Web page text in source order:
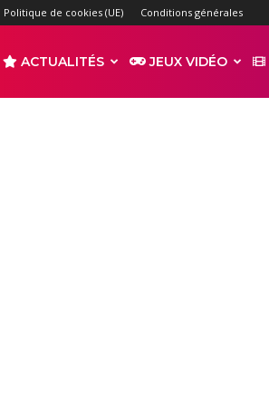
Politique de cookies (UE) Conditions générales
ACTUALITÉS JEUX VIDÉO